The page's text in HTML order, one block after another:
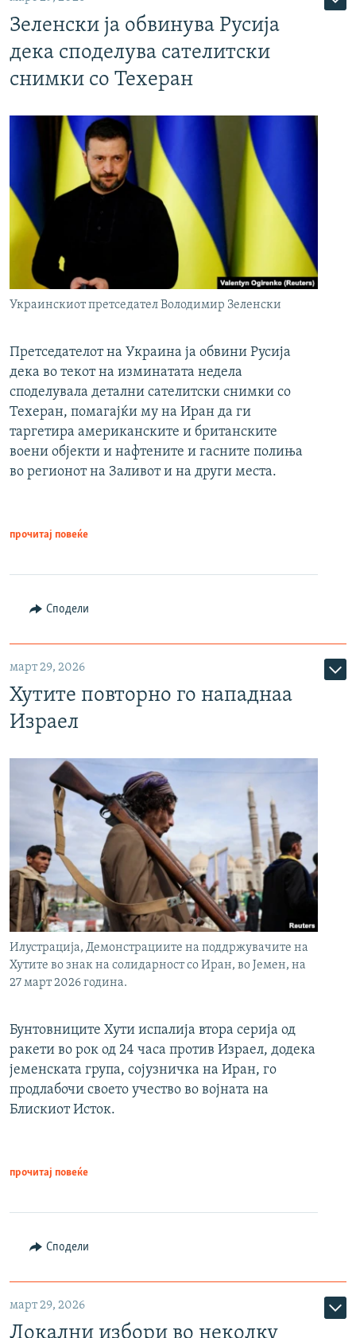
Зеленски ја обвинува Русија
дека споделува сателитски
снимки со Техеран
Украинскиот претседател Володимир Зеленски
Претседателот на Украина ја обвини Русија
дека во текот на изминатата недела
споделувала детални сателитски снимки со
Техеран, помагајќи му на Иран да ги
таргетира американските и британските
воени објекти и нафтените и гасните полиња
во регионот на Заливот и на други места.
прочитај повеќе
Сподели
март 29, 2026
Хутите повторно го нападнаа
Израел
Илустрација, Демонстрациите на поддржувачите на
Хутите во знак на солидарност со Иран, во Јемен, на
27 март 2026 година.
Бунтовниците Хути испалија втора серија од
ракети во рок од 24 часа против Израел, додека
јеменската група, сојузничка на Иран, го
продлабочи своето учество во војната на
Блискиот Исток.
прочитај повеќе
Сподели
март 29, 2026
Локални избори во неколку